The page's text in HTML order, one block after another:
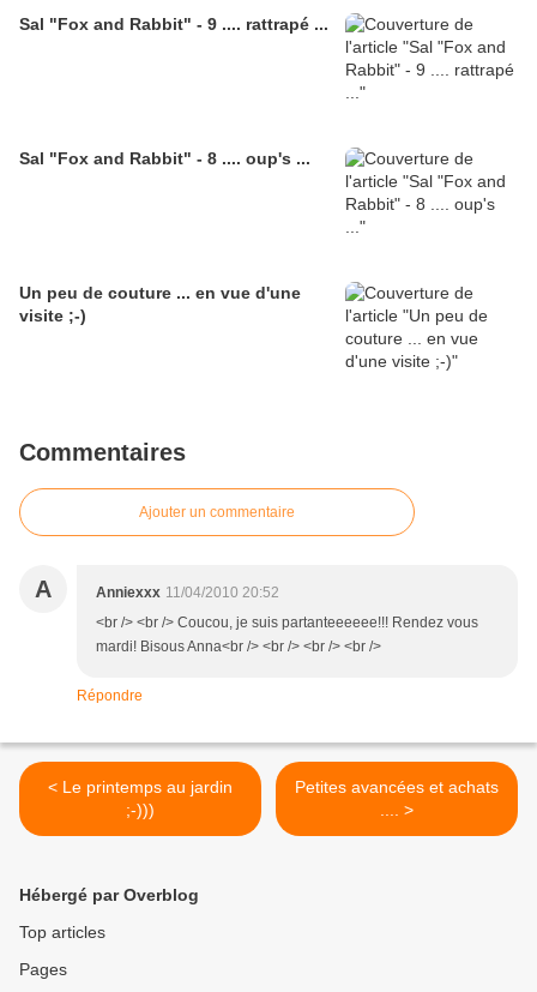
Sal "Fox and Rabbit" - 9 .... rattrapé ...
Sal "Fox and Rabbit" - 8 .... oup's ...
Un peu de couture ... en vue d'une
visite ;-)
Commentaires
Ajouter un commentaire
A Anniexxx 11/04/2010 20:52
<br /> <br /> Coucou, je suis partanteeeeee!!! Rendez vous
mardi! Bisous Anna<br /> <br /> <br /> <br />
Répondre
< Le printemps au jardin
;-)))
Petites avancées et achats
.... >
Hébergé par Overblog
Top articles
Pages